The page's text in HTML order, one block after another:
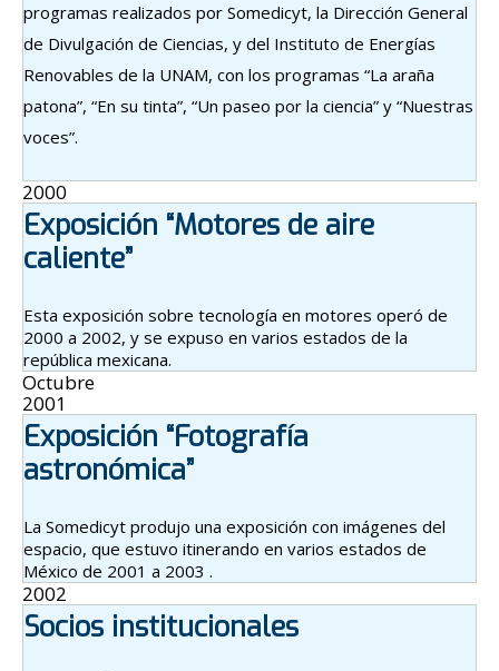
programas realizados por Somedicyt, la Dirección General
de Divulgación de Ciencias, y del Instituto de Energías
Renovables de la UNAM, con los programas “La araña
patona”, “En su tinta”, “Un paseo por la ciencia” y “Nuestras
voces”.
2000
Exposición “Motores de aire
caliente”
Esta exposición sobre tecnología en motores operó de
2000 a 2002, y se expuso en varios estados de la
república mexicana.
Octubre
2001
Exposición “Fotografía
astronómica”
La Somedicyt produjo una exposición con imágenes del
espacio, que estuvo itinerando en varios estados de
México de 2001 a 2003 .
2002
Socios institucionales